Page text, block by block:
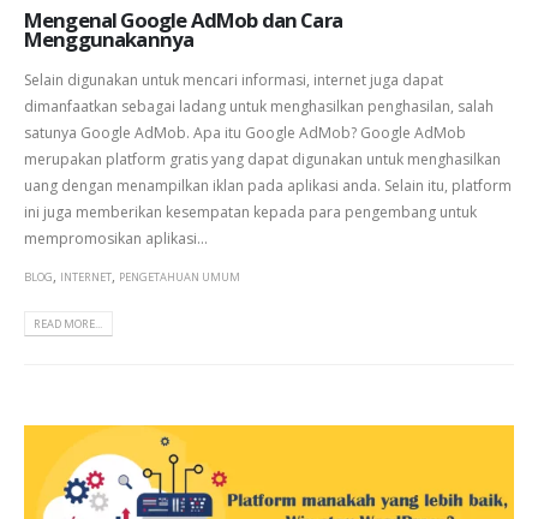
Mengenal Google AdMob dan Cara
Menggunakannya
Selain digunakan untuk mencari informasi, internet juga dapat
dimanfaatkan sebagai ladang untuk menghasilkan penghasilan, salah
satunya Google AdMob. Apa itu Google AdMob? Google AdMob
merupakan platform gratis yang dapat digunakan untuk menghasilkan
uang dengan menampilkan iklan pada aplikasi anda. Selain itu, platform
ini juga memberikan kesempatan kepada para pengembang untuk
mempromosikan aplikasi...
BLOG INTERNET PENGETAHUAN UMUM
READ MORE...